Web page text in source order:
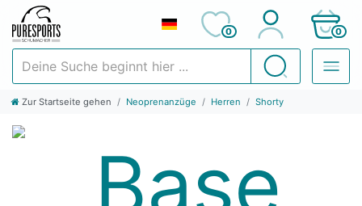
Suchen
0 0
Zur Startseite gehen Neoprenanzüge Herren Shorty